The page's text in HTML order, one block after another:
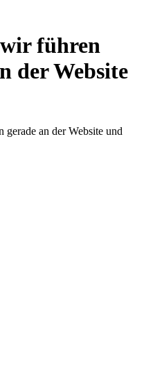
führen
der Website
an der Website und